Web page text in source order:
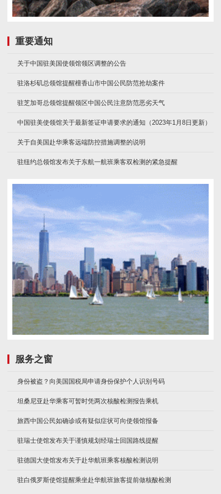
重要通知
关于中国驻美国使领馆领区调整的公告
驻洛杉矶总领馆提醒檀香山市中国公民防范抢劫案件
驻芝加哥总领馆提醒领区中国公民注意防范恶劣天气
中国驻美使领馆关于最新签证申请要求的通知（2023年1月8日更新）
关于自美国赴华乘客远端防控措施调整的说明
驻纽约总领馆发布关于东航一航班乘客双检测的紧急提醒
服务之窗
身份被盗？向美国国税局申请身份保护个人识别号码
坦桑尼亚赴华乘客可暂时凭两次核酸检测报告乘机
旅西中国公民如确诊或有疑似症状可向使领馆报备
驻瑞士使馆发布关于谨慎规划经瑞士回国路线提醒
驻德国大使馆发布关于赴华航班乘客核酸检测说明
驻白俄罗斯使馆提醒乘坐赴华航班旅客提前做核酸检测